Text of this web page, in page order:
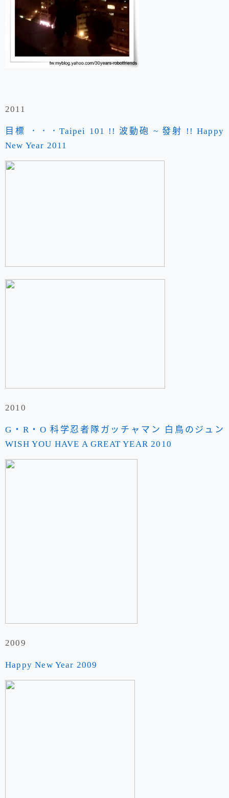
2011
目標 ．．．Taipei 101 !! 波動砲 ~ 發射 !! Happy
New Year 2011
2010
G・R・O 科学忍者隊ガッチャマン 白鳥のジュン
WISH YOU HAVE A GREAT YEAR 2010
2009
Happy New Year 2009